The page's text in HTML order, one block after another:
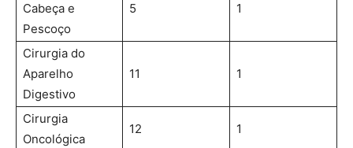
Cabeça e
Pescoço
5 1
Cirurgia do
Aparelho
Digestivo
11 1
Cirurgia
Oncológica
12 1